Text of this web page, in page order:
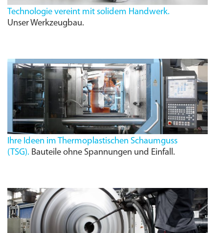
Technologie vereint mit solidem Handwerk.
Unser Werkzeugbau.
Ihre Ideen im Thermoplastischen Schaumguss
( TSG). Bauteile ohne Spannungen und Einfall.